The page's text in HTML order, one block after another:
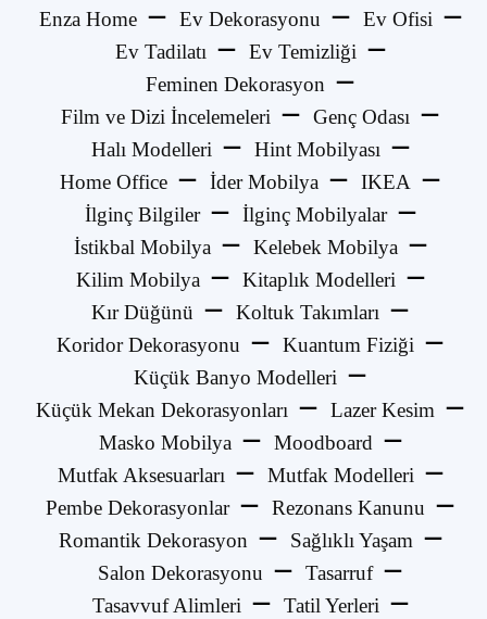
Enza Home
Ev Dekorasyonu
Ev Ofisi
Ev Tadilatı
Ev Temizliği
Feminen Dekorasyon
Film ve Dizi İncelemeleri
Genç Odası
Halı Modelleri
Hint Mobilyası
Home Office
İder Mobilya
IKEA
İlginç Bilgiler
İlginç Mobilyalar
İstikbal Mobilya
Kelebek Mobilya
Kilim Mobilya
Kitaplık Modelleri
Kır Düğünü
Koltuk Takımları
Koridor Dekorasyonu
Kuantum Fiziği
Küçük Banyo Modelleri
Küçük Mekan Dekorasyonları
Lazer Kesim
Masko Mobilya
Moodboard
Mutfak Aksesuarları
Mutfak Modelleri
Pembe Dekorasyonlar
Rezonans Kanunu
Romantik Dekorasyon
Sağlıklı Yaşam
Salon Dekorasyonu
Tasarruf
Tasavvuf Alimleri
Tatil Yerleri